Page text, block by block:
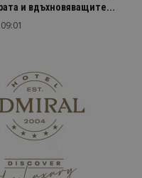
и вдъхновяващите...